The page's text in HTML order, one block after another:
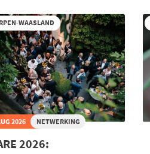
WAASLAND
2026 NETWERKING
2026: